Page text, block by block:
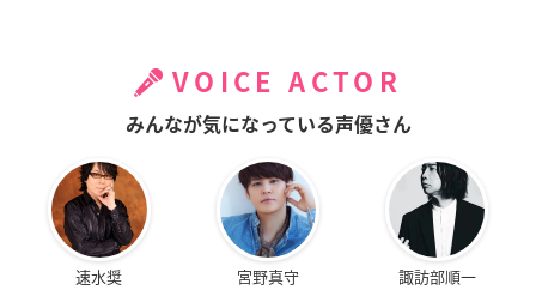
VOICE ACTOR
みんなが気になっている声優さん
速水奨 宮野真守 諏訪部順一